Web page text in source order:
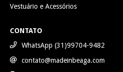
Vestuário e Acessórios
CONTATO
WhatsApp (31)99704-9482
contato@madeinbeaga.com